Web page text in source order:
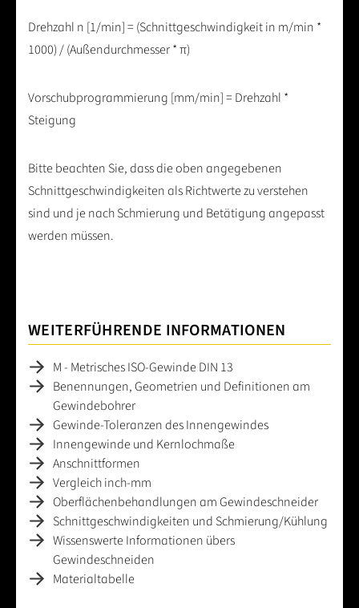
Drehzahl n [1/min] = (Schnittgeschwindigkeit in m/min *
1000) / (Außendurchmesser * π)
Vorschubprogrammierung [mm/min] = Drehzahl *
Steigung
Bitte beachten Sie, dass die oben angegebenen
Schnittgeschwindigkeiten als Richtwerte zu verstehen
sind und je nach Schmierung und Betätigung angepasst
werden müssen.
WEITERFÜHRENDE INFORMATIONEN
M - Metrisches ISO-Gewinde DIN 13
Benennungen, Geometrien und Definitionen am
Gewindebohrer
Gewinde-Toleranzen des Innengewindes
Innengewinde und Kernlochmaße
Anschnittformen
Vergleich inch-mm
Oberflächenbehandlungen am Gewindeschneider
Schnittgeschwindigkeiten und Schmierung/Kühlung
Wissenswerte Informationen übers
Gewindeschneiden
Materialtabelle